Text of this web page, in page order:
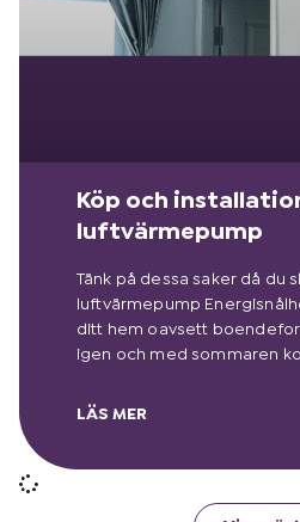
Köp och
luftvärmepump
Tänk på dessa saker då du
luftvärmepump
ditt hem oavsett
igen och med sommaren
LÄS MER